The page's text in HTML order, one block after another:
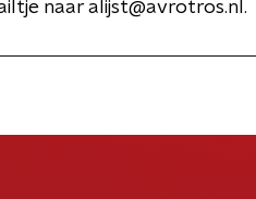
naar alijst@avrotros.nl.